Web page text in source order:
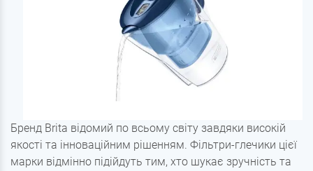
Бренд Brita відомий по всьому світу завдяки високій
якості та інноваційним рішенням. Фільтри-глечики цієї
марки відмінно підійдуть тим, хто шукає зручність та